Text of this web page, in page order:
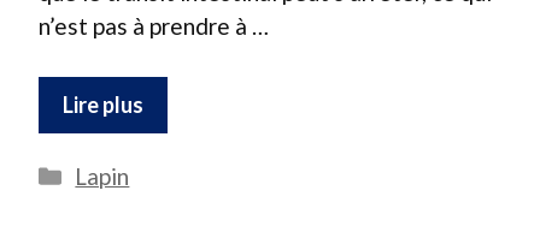
n’est pas à prendre à …
Lire plus
Catégories
Lapin